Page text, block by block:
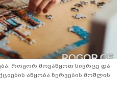
როგორ მოვაწყოთ სივრცე და
აწყობა ნერვების მოშლის